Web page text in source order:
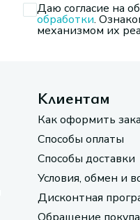
Даю согласие на
обработки.
механизмом их
Клиентам
Как оформить
Способы оплаты
Способы доставки
Условия, обмен и
Дисконтная